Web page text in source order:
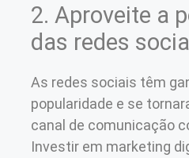
2. Aproveite a
das redes
As redes sociais têm
popularidade e se
canal de comunicação
Investir em marketing